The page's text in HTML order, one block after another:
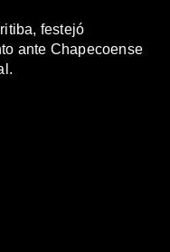
festejó
ante Chapecoense